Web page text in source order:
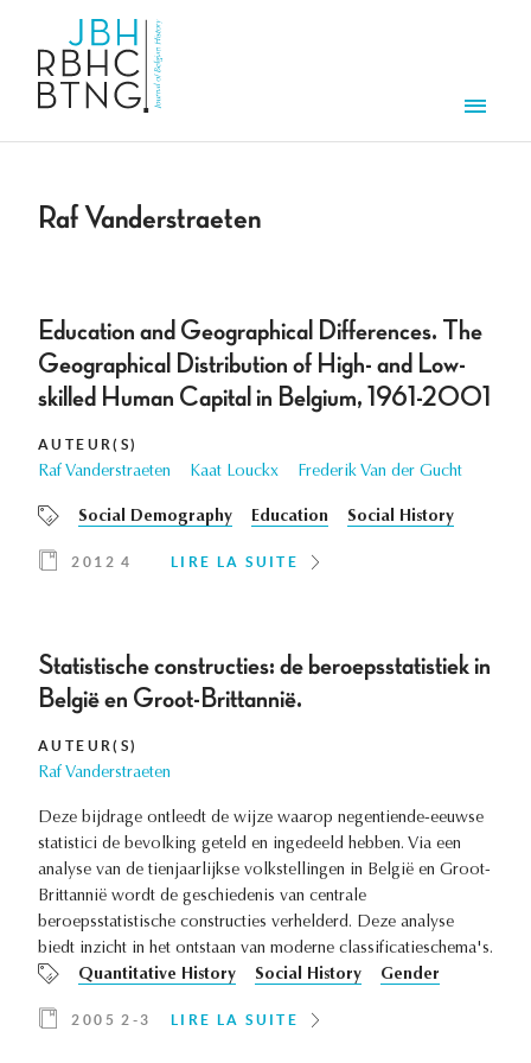
Raf Vanderstraeten
Education and Geographical Differences. The
Geographical Distribution of High- and Low-
skilled Human Capital in Belgium, 1961-2001
AUTEUR(S)
Raf Vanderstraeten Kaat Louckx Frederik Van der Gucht
Social Demography Education Social History
2012 4 LIRE LA SUITE
Statistische constructies: de beroepsstatistiek in
België en Groot-Brittannië.
AUTEUR(S)
Raf Vanderstraeten
Deze bijdrage ontleedt de wijze waarop negentiende-eeuwse
statistici de bevolking geteld en ingedeeld hebben. Via een
analyse van de tienjaarlijkse volkstellingen in België en Groot-
Brittannië wordt de geschiedenis van centrale
beroepsstatistische constructies verhelderd. Deze analyse
biedt inzicht in het ontstaan van moderne classificatieschema's.
Quantitative History
Social History Gender
2005 2-3 LIRE LA SUITE